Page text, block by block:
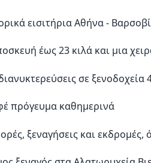
εισιτήρια Αθήνα -
έως 23 κιλά και μια
σε ξενοδοχεία
πρόγευμα καθημερινά
ξεναγήσεις και